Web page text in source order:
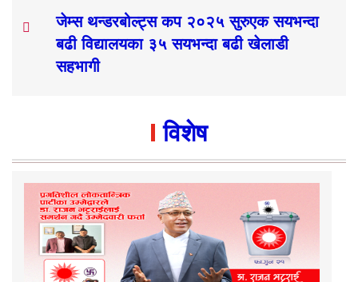
जेम्स थन्डरबोल्ट्स कप २०२५ सुरुएक सयभन्दा
बढी विद्यालयका ३५ सयभन्दा बढी खेलाडी
सहभागी
विशेष